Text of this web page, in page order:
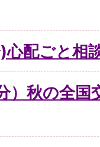
配ごと相
）秋の全国